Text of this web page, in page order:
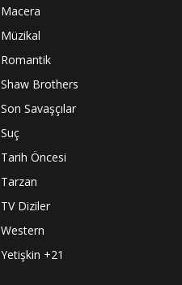
Macera
Müzikal
Romantik
Shaw Brothers
Son Savaşçılar
Suç
Tarih Öncesi
Tarzan
TV Diziler
Western
Yetişkin +21